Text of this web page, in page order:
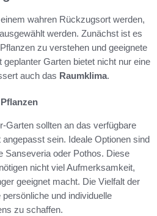
wahren Rückzugsort werden,
werden. Zunächst ist es
zu verstehen und geeignete
Garten bietet nicht nur eine
auch das Raumklima.
Garten sollten an das verfügbare
sein. Ideale Optionen sind
Sanseveria oder Pothos. Diese
nicht viel Aufmerksamkeit,
geeignet macht. Die Vielfalt der
und individuelle
zu schaffen.